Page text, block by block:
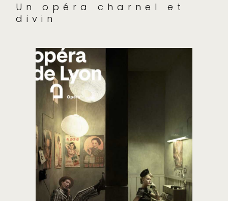
Un opéra charnel et
divin